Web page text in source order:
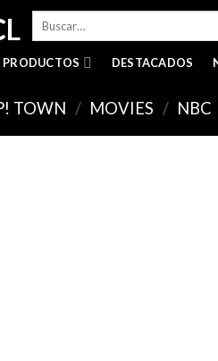
Buscar
PRODUCTOS DESTACADOS
TOWN / MOVIES / NBC